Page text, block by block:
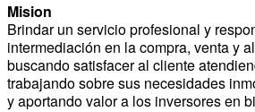
Mision
Brindar un servicio profesional y
intermediación en la compra, venta y
buscando satisfacer al cliente
trabajando sobre sus necesidades
y aportando valor a los inversores en